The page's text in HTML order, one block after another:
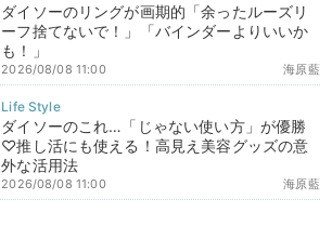
ダイソーのリングが画期的「余ったルーズリ
ーフ捨てないで！」「バインダーよりいいか
も！」
海原藍
2026/08/08 11:00
ダイソーのこれ…「じゃない使い方」が優勝
♡推し活にも使える！高見え美容グッズの意
外な活用法
海原藍
2026/08/08 11:00